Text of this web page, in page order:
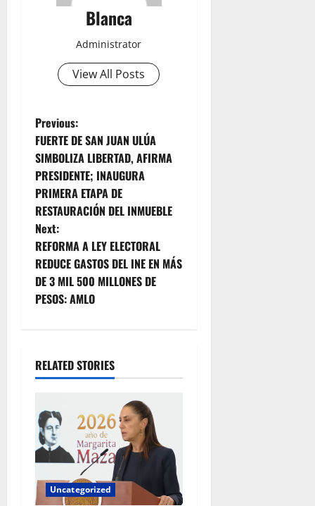
Blanca
Administrator
View All Posts
P
o
s
t
n
a
v
g
t
i
o
Previous:
FUERTE DE SAN JUAN ULÚA
SIMBOLIZA LIBERTAD, AFIRMA
PRESIDENTE; INAUGURA
PRIMERA ETAPA DE
RESTAURACIÓN DEL INMUEBLE
Next:
REFORMA A LEY ELECTORAL
REDUCE GASTOS DEL INE EN MÁS
DE 3 MIL 500 MILLONES DE
PESOS: AMLO
RELATED STORIES
Uncategorized